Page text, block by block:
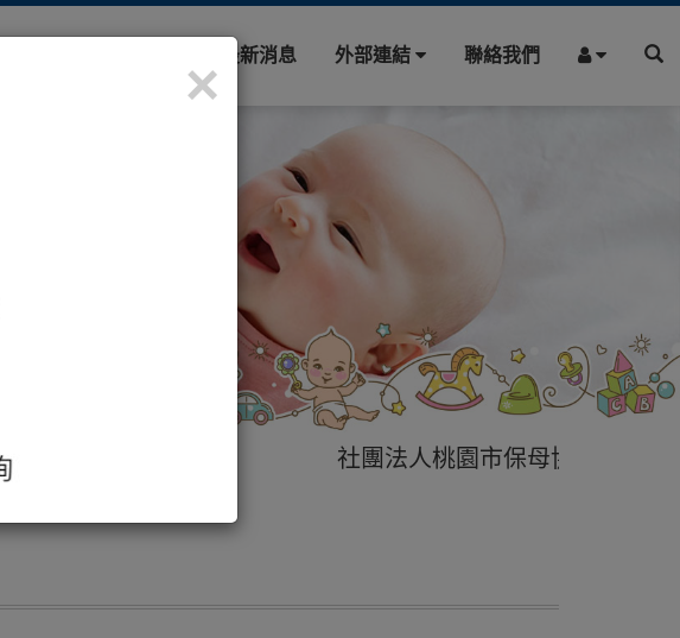
最新消息 外部連結 聯絡我們
社團法人桃園市保母協會提供您
×